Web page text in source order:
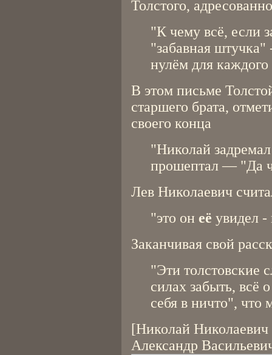
Толстого,
"К чему всё, если
"забавная штучка"
нулём для каждого
В этом письме
старшего брата,
своего конца
"Николай
прошептал — "Да
Лев Николаевич
"это он её увидел -
Заканчивая свой
"Эти толстовские
силах забыть, всё
себя в ничто", что
[Николай Николаевич
Александр